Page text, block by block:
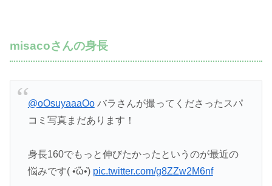
misacoさんの身長
@oOsuyaaaOoバラさんが撮ってくださったスパ
コミ写真まだあります！
身長160でもっと伸びたかったというのが最近の
悩みです( •᷄ὤ•᷅) pic.twitter.com/g8ZZw2M6nf